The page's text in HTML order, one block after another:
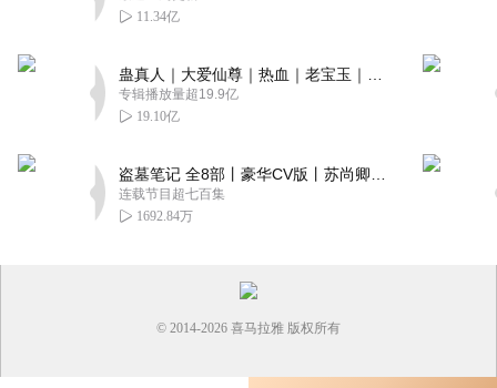
11.34亿
专辑播放量超19.9亿
19.10亿
连载节目超七百集
1692.84万
© 2014-2026 喜马拉雅 版权所有